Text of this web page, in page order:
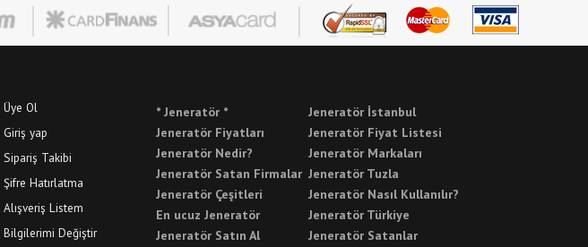
Üye Ol
Giriş yap
Sipariş Takibi
Şifre Hatırlatma
Alışveriş Listem
Bilgilerimi Değiştir
* Jeneratör *
Jeneratör Fiyatları
Jeneratör Nedir?
Jeneratör Satan Firmalar
Jeneratör Çeşitleri
En ucuz Jeneratör
Jeneratör Satın Al
Jeneratör İstanbul
Jeneratör Fiyat Listesi
Jeneratör Markaları
Jeneratör Tuzla
Jeneratör Nasıl Kullanılır?
Jeneratör Türkiye
Jeneratör Satanlar